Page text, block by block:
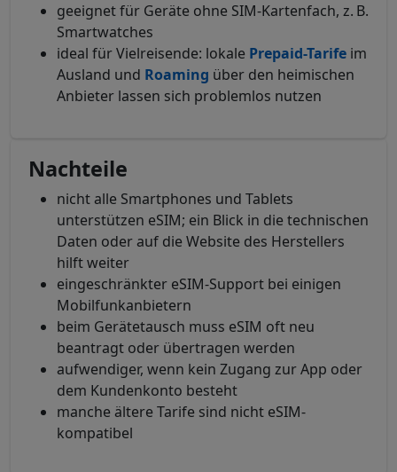
geeignet für Geräte ohne SIM-Kartenfach, z. B.
Smartwatches
ideal für Vielreisende: lokale Prepaid-Tarife im
Ausland und Roaming über den heimischen
Anbieter lassen sich problemlos nutzen
Nachteile
nicht alle Smartphones und Tablets
unterstützen eSIM; ein Blick in die technischen
Daten oder auf die Website des Herstellers
hilft weiter
eingeschränkter eSIM-Support bei einigen
Mobilfunkanbietern
beim Gerätetausch muss eSIM oft neu
beantragt oder übertragen werden
aufwendiger, wenn kein Zugang zur App oder
dem Kundenkonto besteht
manche ältere Tarife sind nicht eSIM-
kompatibel